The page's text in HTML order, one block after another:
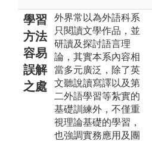
學習
方法
容易
誤解
之處
外界常以為外語科系
只閱讀文學作品，並
研讀及探討語言理
論，其實本系內容相
當多元廣泛，除了英
文聽說讀寫譯以及第
二外語學習等紮實的
基礎訓練外，不僅重
視理論基礎的學習，
也強調實務應用及團